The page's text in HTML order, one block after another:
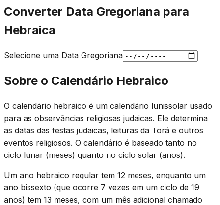
Converter Data Gregoriana para
Hebraica
Selecione uma Data Gregoriana
Sobre o Calendário Hebraico
O calendário hebraico é um calendário lunissolar usado
para as observâncias religiosas judaicas. Ele determina
as datas das festas judaicas, leituras da Torá e outros
eventos religiosos. O calendário é baseado tanto no
ciclo lunar (meses) quanto no ciclo solar (anos).
Um ano hebraico regular tem 12 meses, enquanto um
ano bissexto (que ocorre 7 vezes em um ciclo de 19
anos) tem 13 meses, com um mês adicional chamado